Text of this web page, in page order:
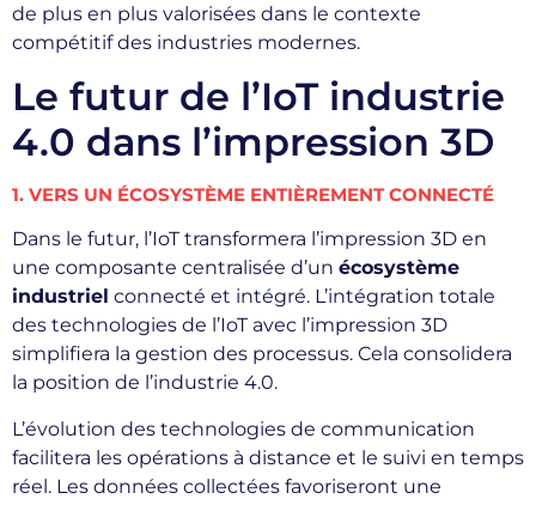
de plus en plus valorisées dans le contexte
compétitif des industries modernes.
Le futur de l’IoT industrie
4.0 dans l’impression 3D
1. VERS UN ÉCOSYSTÈME ENTIÈREMENT CONNECTÉ
Dans le futur, l’IoT transformera l’impression 3D en
une composante centralisée d’un écosystème
industriel connecté et intégré. L’intégration totale
des technologies de l’IoT avec l’impression 3D
simplifiera la gestion des processus. Cela consolidera
la position de l’industrie 4.0.
L’évolution des technologies de communication
facilitera les opérations à distance et le suivi en temps
réel. Les données collectées favoriseront une